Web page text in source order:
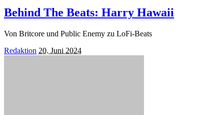
Behind The Beats: Harry Hawaii
Von Britcore und Public Enemy zu LoFi-Beats
Posted
Redaktion 20. Juni 2024